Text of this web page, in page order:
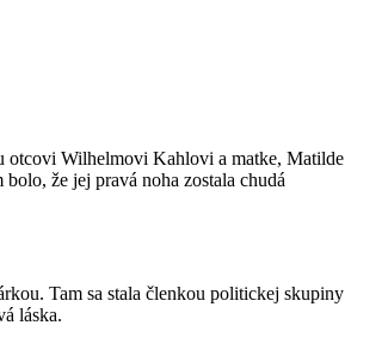
otcovi Wilhelmovi Kahlovi a matke, Matilde
že jej pravá noha zostala chudá
Tam sa stala členkou politickej skupiny
láska.